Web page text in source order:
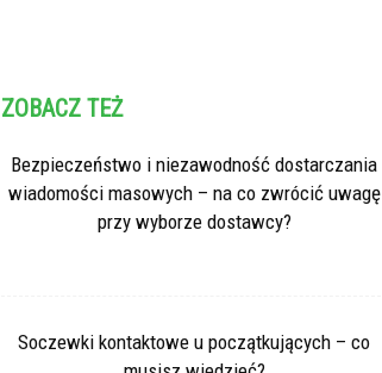
ZOBACZ TEŻ
Bezpieczeństwo i niezawodność dostarczania
wiadomości masowych – na co zwrócić uwagę
przy wyborze dostawcy?
Soczewki kontaktowe u początkujących – co